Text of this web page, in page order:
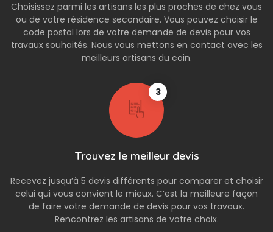
Choisissez parmi les artisans les plus proches de chez vous
ou de votre résidence secondaire. Vous pouvez choisir le
code postal lors de votre demande de devis pour vos
travaux souhaités. Nous vous mettons en contact avec les
meilleurs artisans du coin.
3
Trouvez le meilleur devis
Recevez jusqu’à 5 devis différents pour comparer et choisir
celui qui vous convient le mieux. C’est la meilleure façon
de faire votre demande de devis pour vos travaux.
Rencontrez les artisans de votre choix.